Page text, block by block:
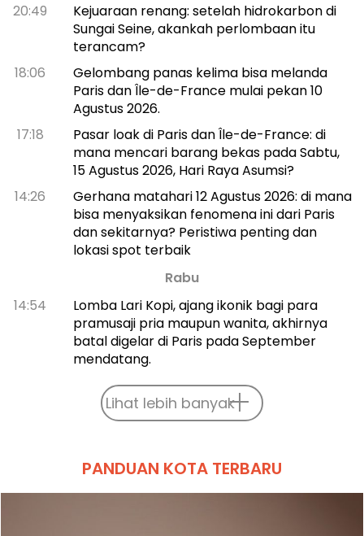
20:49
Kejuaraan renang: setelah hidrokarbon di
Sungai Seine, akankah perlombaan itu
terancam?
18:06
Gelombang panas kelima bisa melanda
Paris dan Île-de-France mulai pekan 10
Agustus 2026.
17:18
Pasar loak di Paris dan Île-de-France: di
mana mencari barang bekas pada Sabtu,
15 Agustus 2026, Hari Raya Asumsi?
14:26
Gerhana matahari 12 Agustus 2026: di mana
bisa menyaksikan fenomena ini dari Paris
dan sekitarnya? Peristiwa penting dan
lokasi spot terbaik
Rabu
14:54
Lomba Lari Kopi, ajang ikonik bagi para
pramusaji pria maupun wanita, akhirnya
batal digelar di Paris pada September
mendatang.
Lihat lebih banyak
PANDUAN KOTA TERBARU